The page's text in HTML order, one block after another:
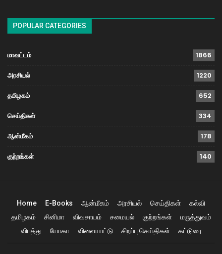
POPULAR CATEGORIES
மாவட்டம் 1866
அரசியல் 1220
தமிழகம் 652
செய்திகள் 334
ஆன்மீகம் 178
குற்றங்கள் 140
Home E-Books ஆன்மீகம் அரசியல் செய்திகள்
கல்வி
தமிழகம்
சினிமா விவசாயம் சமையல் குற்றங்கள்
மருத்துவம்
விபத்து
யோகா விளையாட்டு சிறப்பு செய்திகள் கட்டுரை